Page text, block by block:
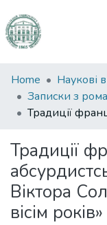
Communities
&
Collections
Statistics
Home
Традиції
Віктора
вісім років»